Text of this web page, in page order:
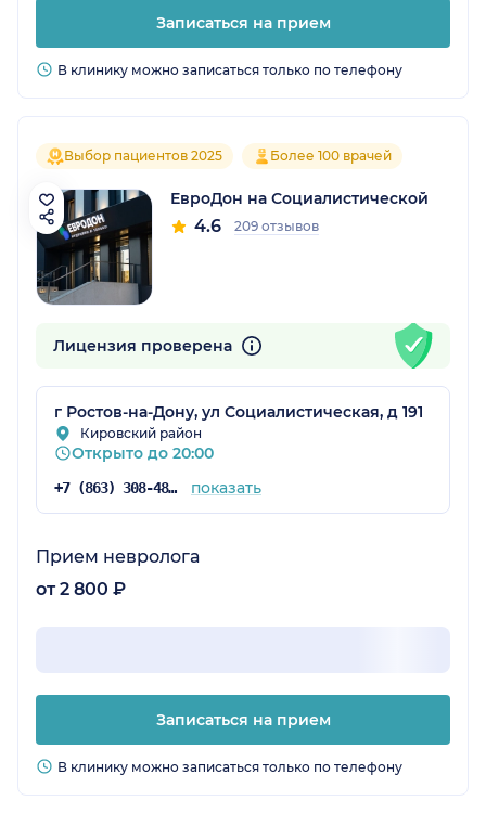
Записаться на прием
В клинику можно записаться только по телефону
Выбор пациентов 2025 Более 100 врачей
ЕвроДон на Социалистической
4.6 209 отзывов
Лицензия проверена
г Ростов-на-Дону, ул Социалистическая, д 191
Кировский район
Открыто до 20:00
+7 (863) 308-48-57 показать
Прием невролога
от 2 800 ₽
Записаться на прием
В клинику можно записаться только по телефону